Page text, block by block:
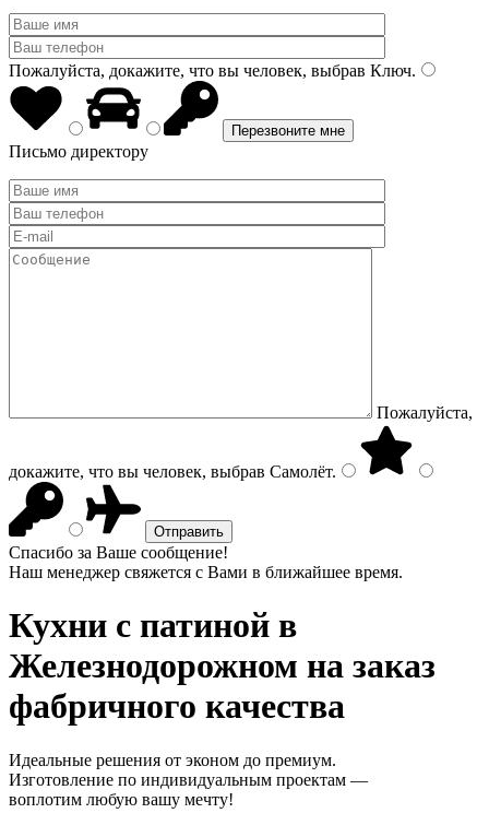
Пожалуйста, докажите, что вы человек, выбрав Ключ.
Письмо директору
Пожалуйста,
докажите, что вы человек, выбрав Самолёт.
Спасибо за Ваше сообщение!
Наш менеджер свяжется с Вами в ближайшее время.
Кухни с патиной в
Железнодорожном на заказ
фабричного качества
Идеальные решения от эконом до премиум.
Изготовление по индивидуальным проектам —
воплотим любую вашу мечту!